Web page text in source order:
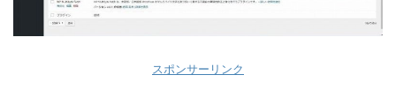
スポンサーリンク